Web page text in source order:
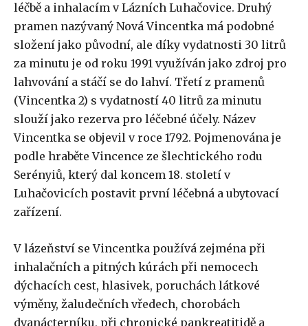
léčbě a inhalacím v Lázních Luhačovice. Druhý
pramen nazývaný Nová Vincentka má podobné
složení jako původní, ale díky vydatnosti 30 litrů
za minutu je od roku 1991 využíván jako zdroj pro
lahvování a stáčí se do lahví. Třetí z pramenů
(Vincentka 2) s vydatností 40 litrů za minutu
slouží jako rezerva pro léčebné účely. Název
Vincentka se objevil v roce 1792. Pojmenována je
podle hraběte Vincence ze šlechtického rodu
Serényiů, který dal koncem 18. století v
Luhačovicích postavit první léčebná a ubytovací
zařízení.
V lázeňství se Vincentka používá zejména při
inhalačních a pitných kúrách při nemocech
dýchacích cest, hlasivek, poruchách látkové
výměny, žaludečních vředech, chorobách
dvanácterníku, při chronické pankreatitidě a